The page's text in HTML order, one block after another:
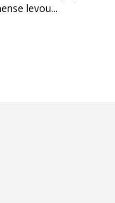
levou...